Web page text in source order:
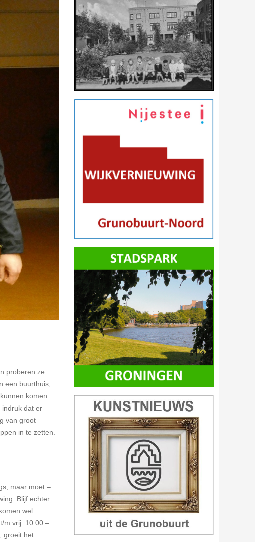
proberen ze
een buurthuis,
komen.
indruk dat er
van groot
in te zetten.
maar moet –
Blijf echter
wel
m vrij. 10.00 –
groeit het